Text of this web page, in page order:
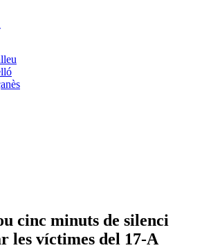
cinc minuts de silenci
les víctimes del 17-A